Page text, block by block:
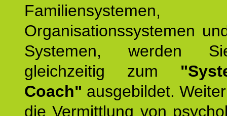
Familiensystemen,
Organisationssystemen
Systemen, werden
gleichzeitig zum
Coach" ausgebildet.
die Vermittlung von